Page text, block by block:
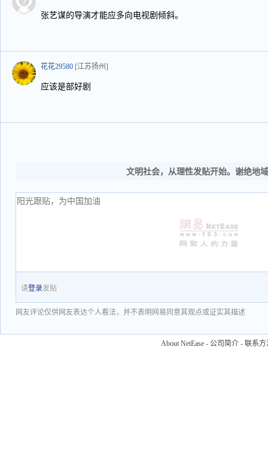
张艺谋的导演才能应多向电视剧倾斜。
花花29580 [江苏扬州]
应该是部好剧
文明社会，从理性发贴开始。谢绝地
请登录发贴
网友评论仅供网友表达个人看法，并不表明网易同意其观点或证实其描述
About NetEase - 公司简介 - 联系方